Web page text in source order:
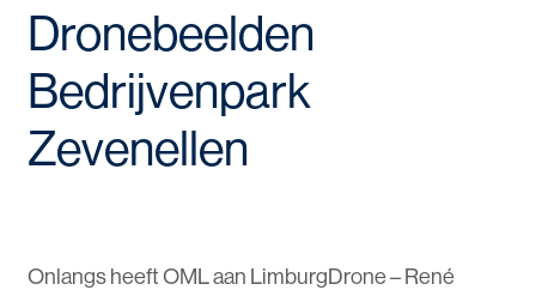
Dronebeelden
Bedrijvenpark
Zevenellen
Onlangs heeft OML aan LimburgDrone – René